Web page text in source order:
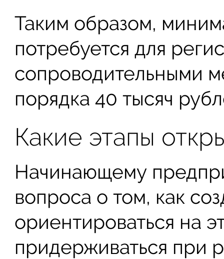
Таким образом,
потребуется для
сопроводительными
порядка 40 тысяч
Какие этапы
Начинающему
вопроса о том, как
ориентироваться на
придерживаться при